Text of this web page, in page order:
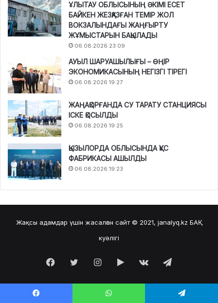
ҰЛЫТАУ ОБЛЫСЫНЫҢ ӘКІМІ ЕСЕТ
БАЙКЕН ЖЕЗҚАЗҒАН ТЕМІР ЖОЛ
ВОКЗАЛЫНДАҒЫ ЖАҢҒЫРТУ
ЖҰМЫСТАРЫН БАҚЫЛАДЫ
06.08.2026 23:09
АУЫЛ ШАРУАШЫЛЫҒЫ – ӨҢІР
ЭКОНОМИКАСЫНЫҢ НЕГІЗГІ ТІРЕГІ
06.08.2026 19:27
ЖАҢАҚОРҒАНДА СУ ТАРАТУ СТАНЦИЯСЫ
ІСКЕ ҚОСЫЛДЫ
06.08.2026 19:25
ҚЫЗЫЛОРДА ОБЛЫСЫНДА ҚҰС
ФАБРИКАСЫ АШЫЛДЫ
06.08.2026 19:23
Жақсы адамдар үшін жасалған сайт © 2021, janalyq.kz БАҚ
куәлігі
Facebook
TwitterInstagram
Google
Play
vk.com